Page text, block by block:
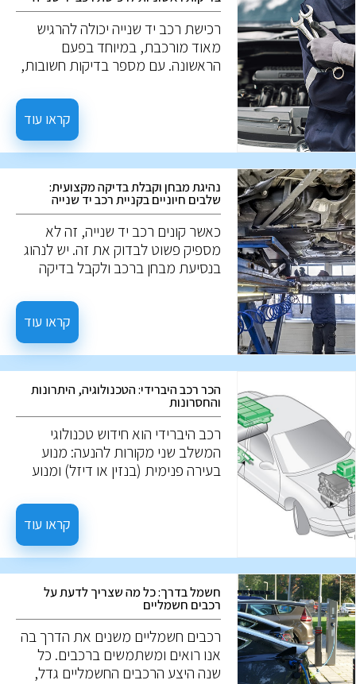
רכישת רכב יד שנייה יכולה להרגיש
מאוד מורכבת, במיוחד בפעם
הראשונה. עם מספר בדיקות חשובות,
בדיקות חשובות כאשר שוקלים רכב יד
קראו עוד
נהיגת מבחן וקבלת בדיקה מקצועית:
שלבים חיוניים בקניית רכב יד שנייה
כאשר קונים רכב יד שנייה, זה לא
מספיק פשוט לבדוק את זה. יש לנהוג
בנסיעת מבחן ברכב ולקבל בדיקה
שאתה צריך לדעת: לפני נסיעת
המבחן, אפשר לבחון נזקים חיצוניים,
שפשופים, נזק לצבע, חלודה, ואף
פנסים, והמצב החיצוני של הרכב. יחד,
פרטים אלו יכולים להעיד על הטיפול
שהרכב מקבל, אך לא תמיד. ייתכן
שרכב הנראה מושך מבחוץ, עבר
טיפול שטחי בלבד למטרת המכירה.
קראו עוד
הכר רכב היברידי: הטכנולוגיה, היתרונות
והחסרונות
רכב היברידי הוא חידוש טכנולוגי
המשלב שני מקורות להנעה: מנוע
בעירה פנימית (בנזין או דיזל) ומנוע
להיות יעיל יותר בצריכת הדלק ולפחות
מזהם. אז מה הם רכבים היברידיים?
קראו עוד
חשמל בדרך: כל מה שצריך לדעת על
רכבים חשמליים
רכבים חשמליים משנים את הדרך בה
אנו רואים ומשתמשים ברכבים. כל
שנה היצע הרכבים החשמליים גדל,